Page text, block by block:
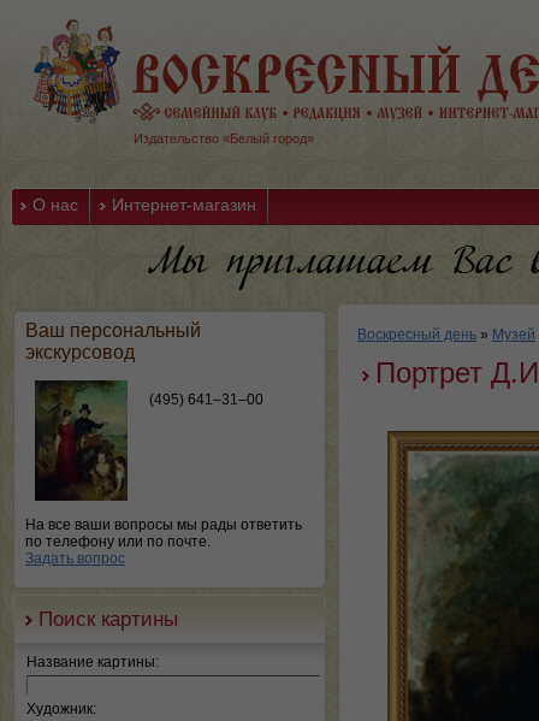
Издательство «Белый город»
О нас Интернет-магазин
Ваш персональный
экскурсовод
(495) 641–31–00
На все ваши вопросы мы рады ответить
по телефону или по почте.
Задать вопрос
Поиск картины
Название картины:
Художник:
Воскресный день » Музей
Портрет